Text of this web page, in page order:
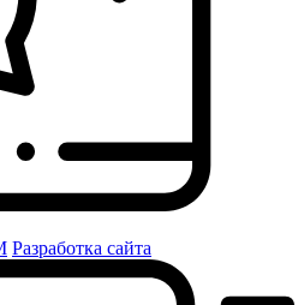
Разработка сайта